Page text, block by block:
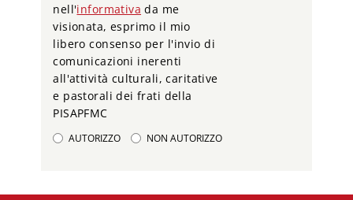
nell'informativa da me
visionata, esprimo il mio
libero consenso per l'invio di
comunicazioni inerenti
all'attività culturali, caritative
e pastorali dei frati della
PISAPFMC
AUTORIZZO NON AUTORIZZO